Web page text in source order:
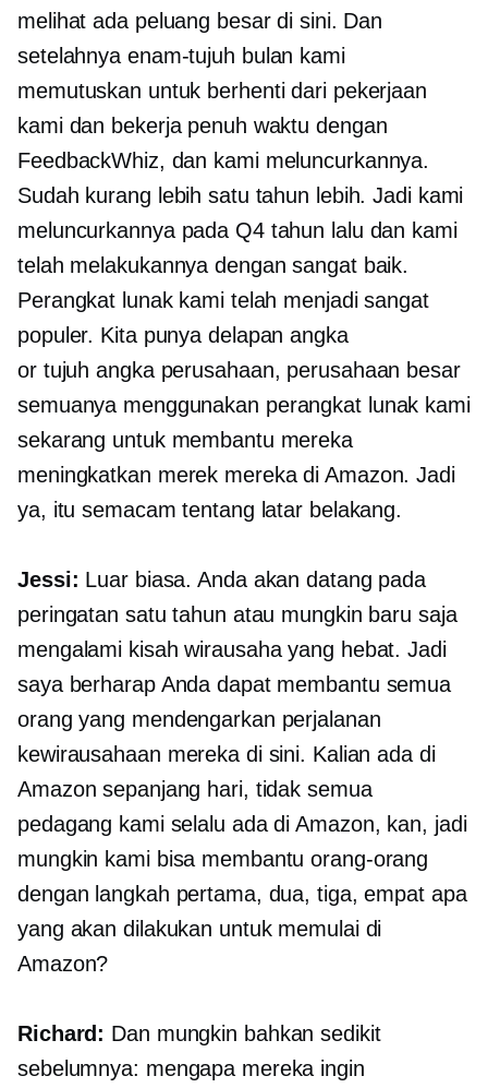
melihat ada peluang besar di sini. Dan
setelahnya enam-tujuh bulan kami
memutuskan untuk berhenti dari pekerjaan
kami dan bekerja penuh waktu dengan
FeedbackWhiz, dan kami meluncurkannya.
Sudah kurang lebih satu tahun lebih. Jadi kami
meluncurkannya pada Q4 tahun lalu dan kami
telah melakukannya dengan sangat baik.
Perangkat lunak kami telah menjadi sangat
populer. Kita punya delapan angka
or tujuh angkaperusahaan, perusahaan besar
semuanya menggunakan perangkat lunak kami
sekarang untuk membantu mereka
meningkatkan merek mereka di Amazon. Jadi
ya, itu semacam tentang latar belakang.
Jessi: Luar biasa. Anda akan datang pada
peringatan satu tahun atau mungkin baru saja
mengalami kisah wirausaha yang hebat. Jadi
saya berharap Anda dapat membantu semua
orang yang mendengarkan perjalanan
kewirausahaan mereka di sini. Kalian ada di
Amazon sepanjang hari, tidak semua
pedagang kami selalu ada di Amazon, kan, jadi
mungkin kami bisa membantu orang-orang
dengan langkah pertama, dua, tiga, empat apa
yang akan dilakukan untuk memulai di
Amazon?
Richard: Dan mungkin bahkan sedikit
sebelumnya: mengapa mereka ingin